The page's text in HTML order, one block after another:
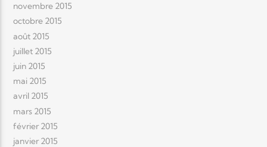
novembre 2015
octobre 2015
août 2015
juillet 2015
juin 2015
mai 2015
avril 2015
mars 2015
février 2015
janvier 2015